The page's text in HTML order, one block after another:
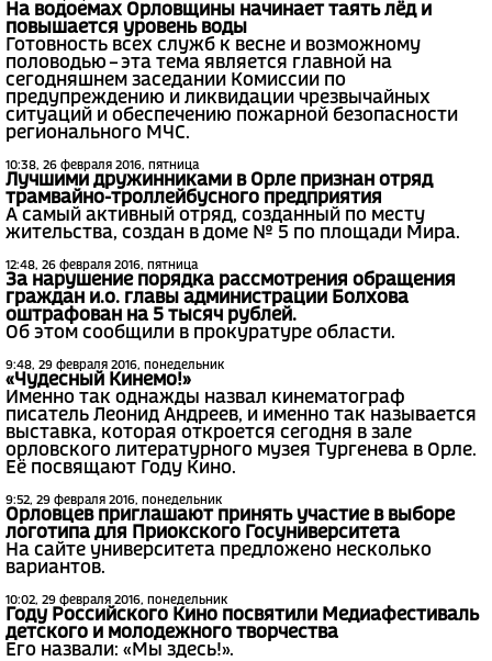
На водоемах Орловщины начинает таять лёд и
повышается уровень воды
Готовность всех служб к весне и возможному
половодью – эта тема является главной на
сегодняшнем заседании Комиссии по
предупреждению и ликвидации чрезвычайных
ситуаций и обеспечению пожарной безопасности
регионального МЧС.
10:38, 26 февраля 2016, пятница
Лучшими дружинниками в Орле признан отряд
трамвайно-троллейбусного предприятия
А самый активный отряд, созданный по месту
жительства, создан в доме № 5 по площади Мира.
12:48, 26 февраля 2016, пятница
За нарушение порядка рассмотрения обращения
граждан и.о. главы администрации Болхова
оштрафован на 5 тысяч рублей.
Об этом сообщили в прокуратуре области.
9:48, 29 февраля 2016, понедельник
«Чудесный Кинемо!»
Именно так однажды назвал кинематограф
писатель Леонид Андреев, и именно так называется
выставка, которая откроется сегодня в зале
орловского литературного музея Тургенева в Орле.
Её посвящают Году Кино.
9:52, 29 февраля 2016, понедельник
Орловцев приглашают принять участие в выборе
логотипа для Приокского Госуниверситета
На сайте университета предложено несколько
вариантов.
10:02, 29 февраля 2016, понедельник
Году Российского Кино посвятили Медиафестиваль
детского и молодежного творчества
Его назвали: «Мы здесь!».